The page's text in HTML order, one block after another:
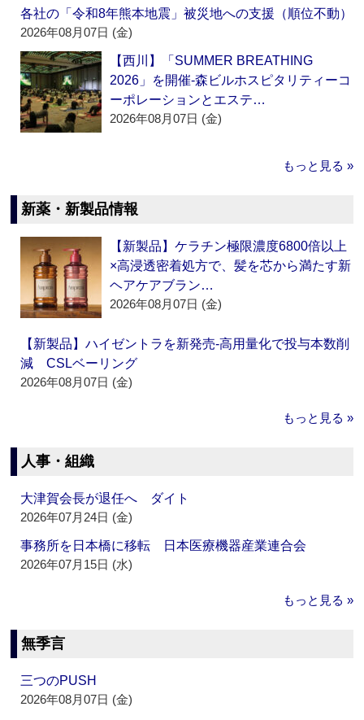
各社の「令和8年熊本地震」被災地への支援（順位不動）
2026年08月07日 (金)
【西川】「SUMMER BREATHING
2026」を開催‐森ビルホスピタリティーコ
ーポレーションとエステ…
2026年08月07日 (金)
もっと見る »
新薬・新製品情報
【新製品】ケラチン極限濃度6800倍以上
×高浸透密着処方で、髪を芯から満たす新
ヘアケアブラン…
2026年08月07日 (金)
【新製品】ハイゼントラを新発売‐高用量化で投与本数削
減 CSLベーリング
2026年08月07日 (金)
もっと見る »
人事・組織
大津賀会長が退任へ ダイト
2026年07月24日 (金)
事務所を日本橋に移転 日本医療機器産業連合会
2026年07月15日 (水)
もっと見る »
無季言
三つのPUSH
2026年08月07日 (金)